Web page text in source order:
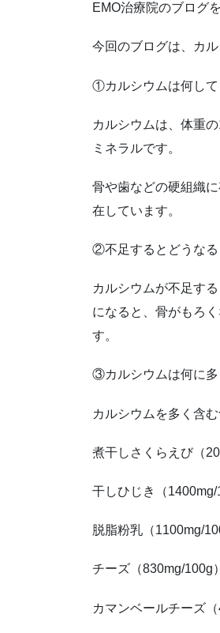
EMO治療院のブログ
今回のブログは、 カ
①カルシウムは何して
カルシウムは、体重
ミネラルです。
骨や歯などの硬組織
在しています。
②不足するとどうなる
カルシウムが不足す
になると、骨がもろ
す。
③カルシウムは何に多
カルシウムを多く含
煮干しさくらえび（
干しひじき（1400mg/
脱脂粉乳（1100mg/
チーズ（830mg/100g）
カマンベールチーズ（